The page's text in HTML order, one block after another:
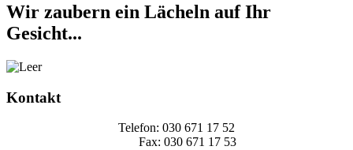
Wir zaubern ein Lächeln auf Ihr
Gesicht...
Kontakt
Telefon: 030 671 17 52
Fax: 030 671 17 53